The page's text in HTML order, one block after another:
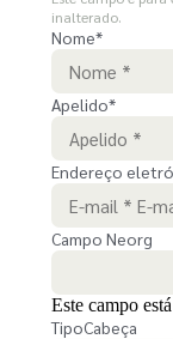
inalterado.
Nome*
Apelido*
Endereço
Campo Neorg
Este campo
TipoCabeça